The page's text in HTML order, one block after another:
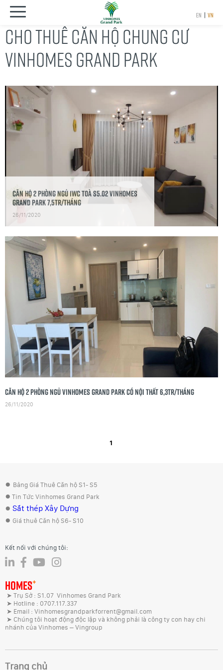
EN | VN
CHO THUÊ CĂN HỘ CHUNG CƯ
VINHOMES GRAND PARK
căn hộ 2 phòng ngủ 1wc toà S5.02 Vinhomes
Grand Park 7,5tr/tháng
26/11/2020
Căn hộ 2 phòng ngủ Vinhomes grand park có nội thất 6,3tr/tháng
26/11/2020
1
● Bảng Giá Thuê Căn hộ S1- S5
● Tin Tức Vinhomes Grand Park
● Sắt thép Xây Dựng
● Giá thuê Căn hộ S6- S10
Kết nối với chúng tôi:
HOMES+
➤ Trụ Sở : S1.07 Vinhomes Grand Park
➤ Hotline : 0707.117.337
➤ Email : Vinhomesgrandparkforrent@gmail.com
➤ Chúng tôi hoạt động độc lập và không phải là công ty con hay chi
nhánh của Vinhomes – Vingroup
Trang chủ